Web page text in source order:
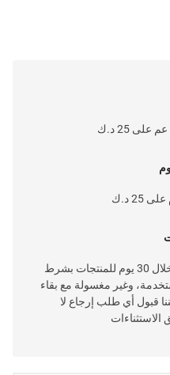
د.ك
خدمة إرجاع سهلة وسريعة خلال 30 يوم للمنتجات بشرط
وغير مغسولة مع بقاء
قبول أي طلب إرجاع لا